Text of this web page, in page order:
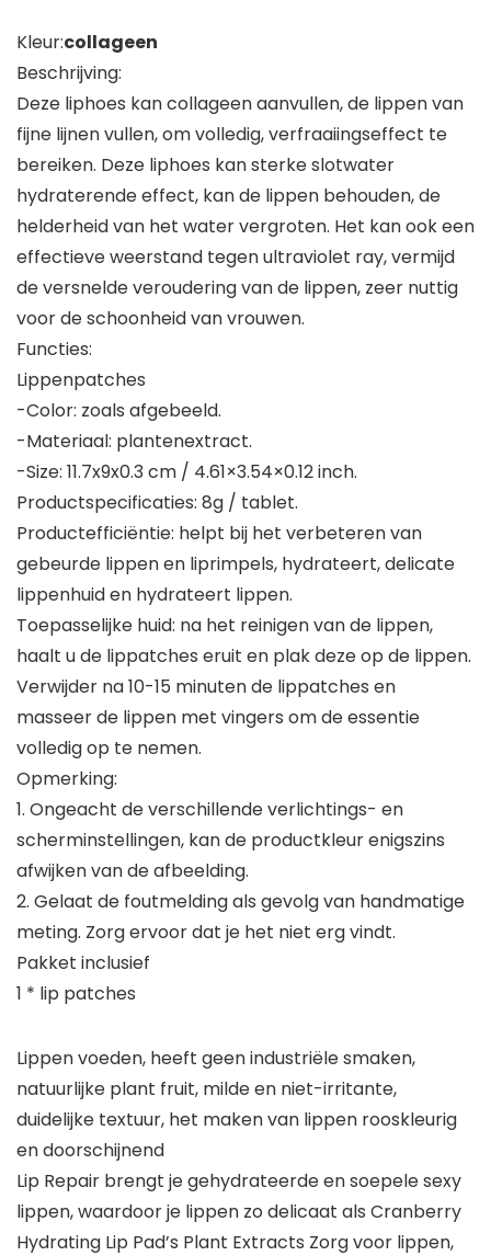
Kleur:collageen
Beschrijving:
Deze liphoes kan collageen aanvullen, de lippen van
fijne lijnen vullen, om volledig, verfraaiingseffect te
bereiken. Deze liphoes kan sterke slotwater
hydraterende effect, kan de lippen behouden, de
helderheid van het water vergroten. Het kan ook een
effectieve weerstand tegen ultraviolet ray, vermijd
de versnelde veroudering van de lippen, zeer nuttig
voor de schoonheid van vrouwen.
Functies:
Lippenpatches
-Color: zoals afgebeeld.
-Materiaal: plantenextract.
-Size: 11.7x9x0.3 cm / 4.61×3.54×0.12 inch.
Productspecificaties: 8g / tablet.
Productefficiëntie: helpt bij het verbeteren van
gebeurde lippen en liprimpels, hydrateert, delicate
lippenhuid en hydrateert lippen.
Toepasselijke huid: na het reinigen van de lippen,
haalt u de lippatches eruit en plak deze op de lippen.
Verwijder na 10-15 minuten de lippatches en
masseer de lippen met vingers om de essentie
volledig op te nemen.
Opmerking:
1. Ongeacht de verschillende verlichtings- en
scherminstellingen, kan de productkleur enigszins
afwijken van de afbeelding.
2. Gelaat de foutmelding als gevolg van handmatige
meting. Zorg ervoor dat je het niet erg vindt.
Pakket inclusief
1 * lip patches
Lippen voeden, heeft geen industriële smaken,
natuurlijke plant fruit, milde en niet-irritante,
duidelijke textuur, het maken van lippen rooskleurig
en doorschijnend
Lip Repair brengt je gehydrateerde en soepele sexy
lippen, waardoor je lippen zo delicaat als Cranberry
Hydrating Lip Pad’s Plant Extracts Zorg voor lippen,